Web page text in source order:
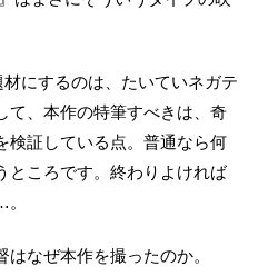
にするのは、たいていネガテ
て、本作の特筆すべきは、奇
検証している点。普通なら何
ところです。終わりよければ
なぜ本作を撮ったのか。